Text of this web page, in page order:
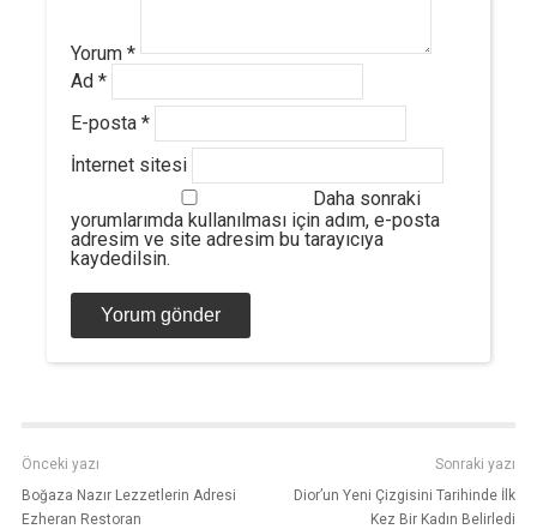
Yorum *
Ad *
E-posta *
İnternet sitesi
Daha sonraki
yorumlarımda kullanılması için adım, e-posta
adresim ve site adresim bu tarayıcıya
kaydedilsin.
Önceki yazı
Boğaza Nazır Lezzetlerin Adresi
Ezheran Restoran
Sonraki yazı
Dior’un Yeni Çizgisini Tarihinde İlk
Kez Bir Kadın Belirledi